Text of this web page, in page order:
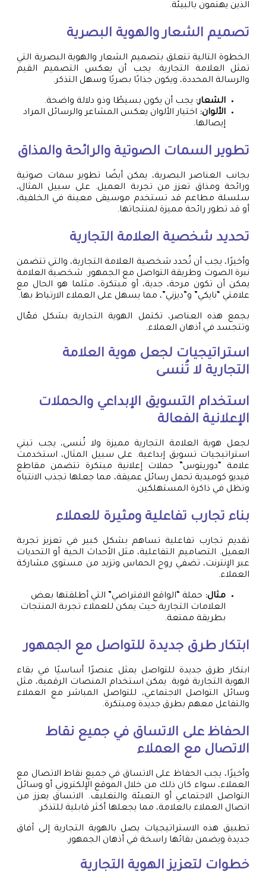
الذين يهتمون بالبيئة.
تصميم الشعار والهوية البصرية
الخطوة التالية تتعلق بتصميم الشعار والهوية البصرية التي
تمثل العلامة التجارية. يجب أن يعكس التصميم القيم
والرسالة المحددة، ويكون جذابًا بصريًا وسهل التذكر.
الشعار: يجب أن يكون بسيطًا وذو دلالة واضحة.
الألوان: اختيار الألوان يعكس المشاعر والرسائل المراد
إيصالها.
تطوير السمات الصوتية والرائحة والمذاق
بجانب العناصر البصرية، يمكن أيضًا تطوير سمات صوتية
ورائحة ومذاق تعزز من تجربة العميل. على سبيل المثال،
سلسلة مطاعم قد تستخدم موسيقى معينة في الخلفية،
أو قد تطور رائحة مميزة لمنتجاتها.
تحديد شخصية العلامة التجارية
وأخيرًا، يجب أن تُحدد شخصية العلامة التجارية، والتي تتضمن
نبرة الصوت وطريقة التواصل مع الجمهور. شخصية العلامة
يمكن أن تكون مرحة، جدية، أو مبتكرة، مثلما هو الحال مع
علامتي “نايكي” و”ديزني”، مما يسهل على العملاء الارتباط بها.
بجمع هذه العناصر، تكتمل الهوية التجارية بشكل فعّال
وتتجسد في أذهان العملاء.
استراتيجيات لجعل هوية العلامة
التجارية لا تُنسى
استخدام التسويق الإبداعي والحملات
الإعلانية الفعالة
لجعل هوية العلامة التجارية مميزة ولا تُنسى، يجب تبني
استراتيجيات تسويق إبداعية. على سبيل المثال، استخدمت
علامة “دوريتوس” حملات إعلانية مبتكرة تتضمن مقاطع
فيديو كوميدية تحمل رسائل عميقة، مما جعلها تجذب الانتباه
وتظل في ذاكرة المستهلكين.
بناء تجارب تفاعلية ومثيرة للعملاء
تقديم تجارب تفاعلية تساهم بشكل كبير في تعزيز تجربة
العميل. التصاميم التفاعلية، مثل الأحداث الحية أو التحديات
عبر الإنترنت، تضفي روح الحماس وتزيد من مستوى مشاركة
العملاء.
مثال: حملة “الواقع الافتراضي” التي أطلقتها بعض
العلامات التجارية حيث يمكن للعملاء تجربة المنتجات
بطريقة ممتعة.
ابتكار طرق جديدة للتواصل مع الجمهور
ابتكار طرق جديدة للتواصل يمثل عنصرًا أساسيًا في بقاء
الهوية التجارية قوية. يمكن استخدام المنصات الرقمية، مثل
وسائل التواصل الاجتماعي، للتواصل المباشر مع العملاء
والتفاعل معهم بطرق جديدة ومبتكرة.
الحفاظ على الاتساق في جميع نقاط
الاتصال مع العملاء
وأخيرًا، يجب الحفاظ على الاتساق في جميع نقاط الاتصال مع
العملاء، سواء كان ذلك من خلال الموقع الإلكتروني أو وسائل
التواصل الاجتماعي أو التعبئة والتغليف. الاتساق يعزز من
اتصال العملاء بالعلامة، مما يجعلها أكثر قابلية للتذكر.
تطبيق هذه الاستراتيجيات يصل بالهوية التجارية إلى آفاق
جديدة ويضمن بقائها راسخة في أذهان الجمهور.
خطوات لتعزيز الهوية التجارية